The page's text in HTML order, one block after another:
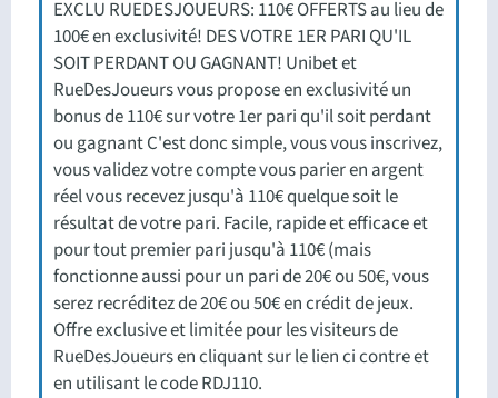
EXCLU RUEDESJOUEURS: 110€ OFFERTS au lieu de
100€ en exclusivité! DES VOTRE 1ER PARI QU'IL
SOIT PERDANT OU GAGNANT! Unibet et
RueDesJoueurs vous propose en exclusivité un
bonus de 110€ sur votre 1er pari qu'il soit perdant
ou gagnant C'est donc simple, vous vous inscrivez,
vous validez votre compte vous parier en argent
réel vous recevez jusqu'à 110€ quelque soit le
résultat de votre pari. Facile, rapide et efficace et
pour tout premier pari jusqu'à 110€ (mais
fonctionne aussi pour un pari de 20€ ou 50€, vous
serez recréditez de 20€ ou 50€ en crédit de jeux.
Offre exclusive et limitée pour les visiteurs de
RueDesJoueurs en cliquant sur le lien ci contre et
en utilisant le code RDJ110.